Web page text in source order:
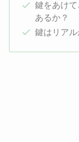
鍵をあけ
あるか？
鍵はリアル